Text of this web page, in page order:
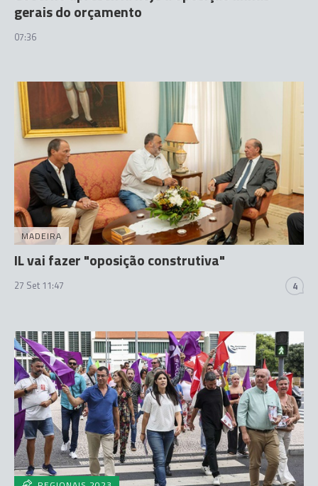
gerais do orçamento
07:36
MADEIRA
IL vai fazer "oposição construtiva"
27 Set 11:47 4